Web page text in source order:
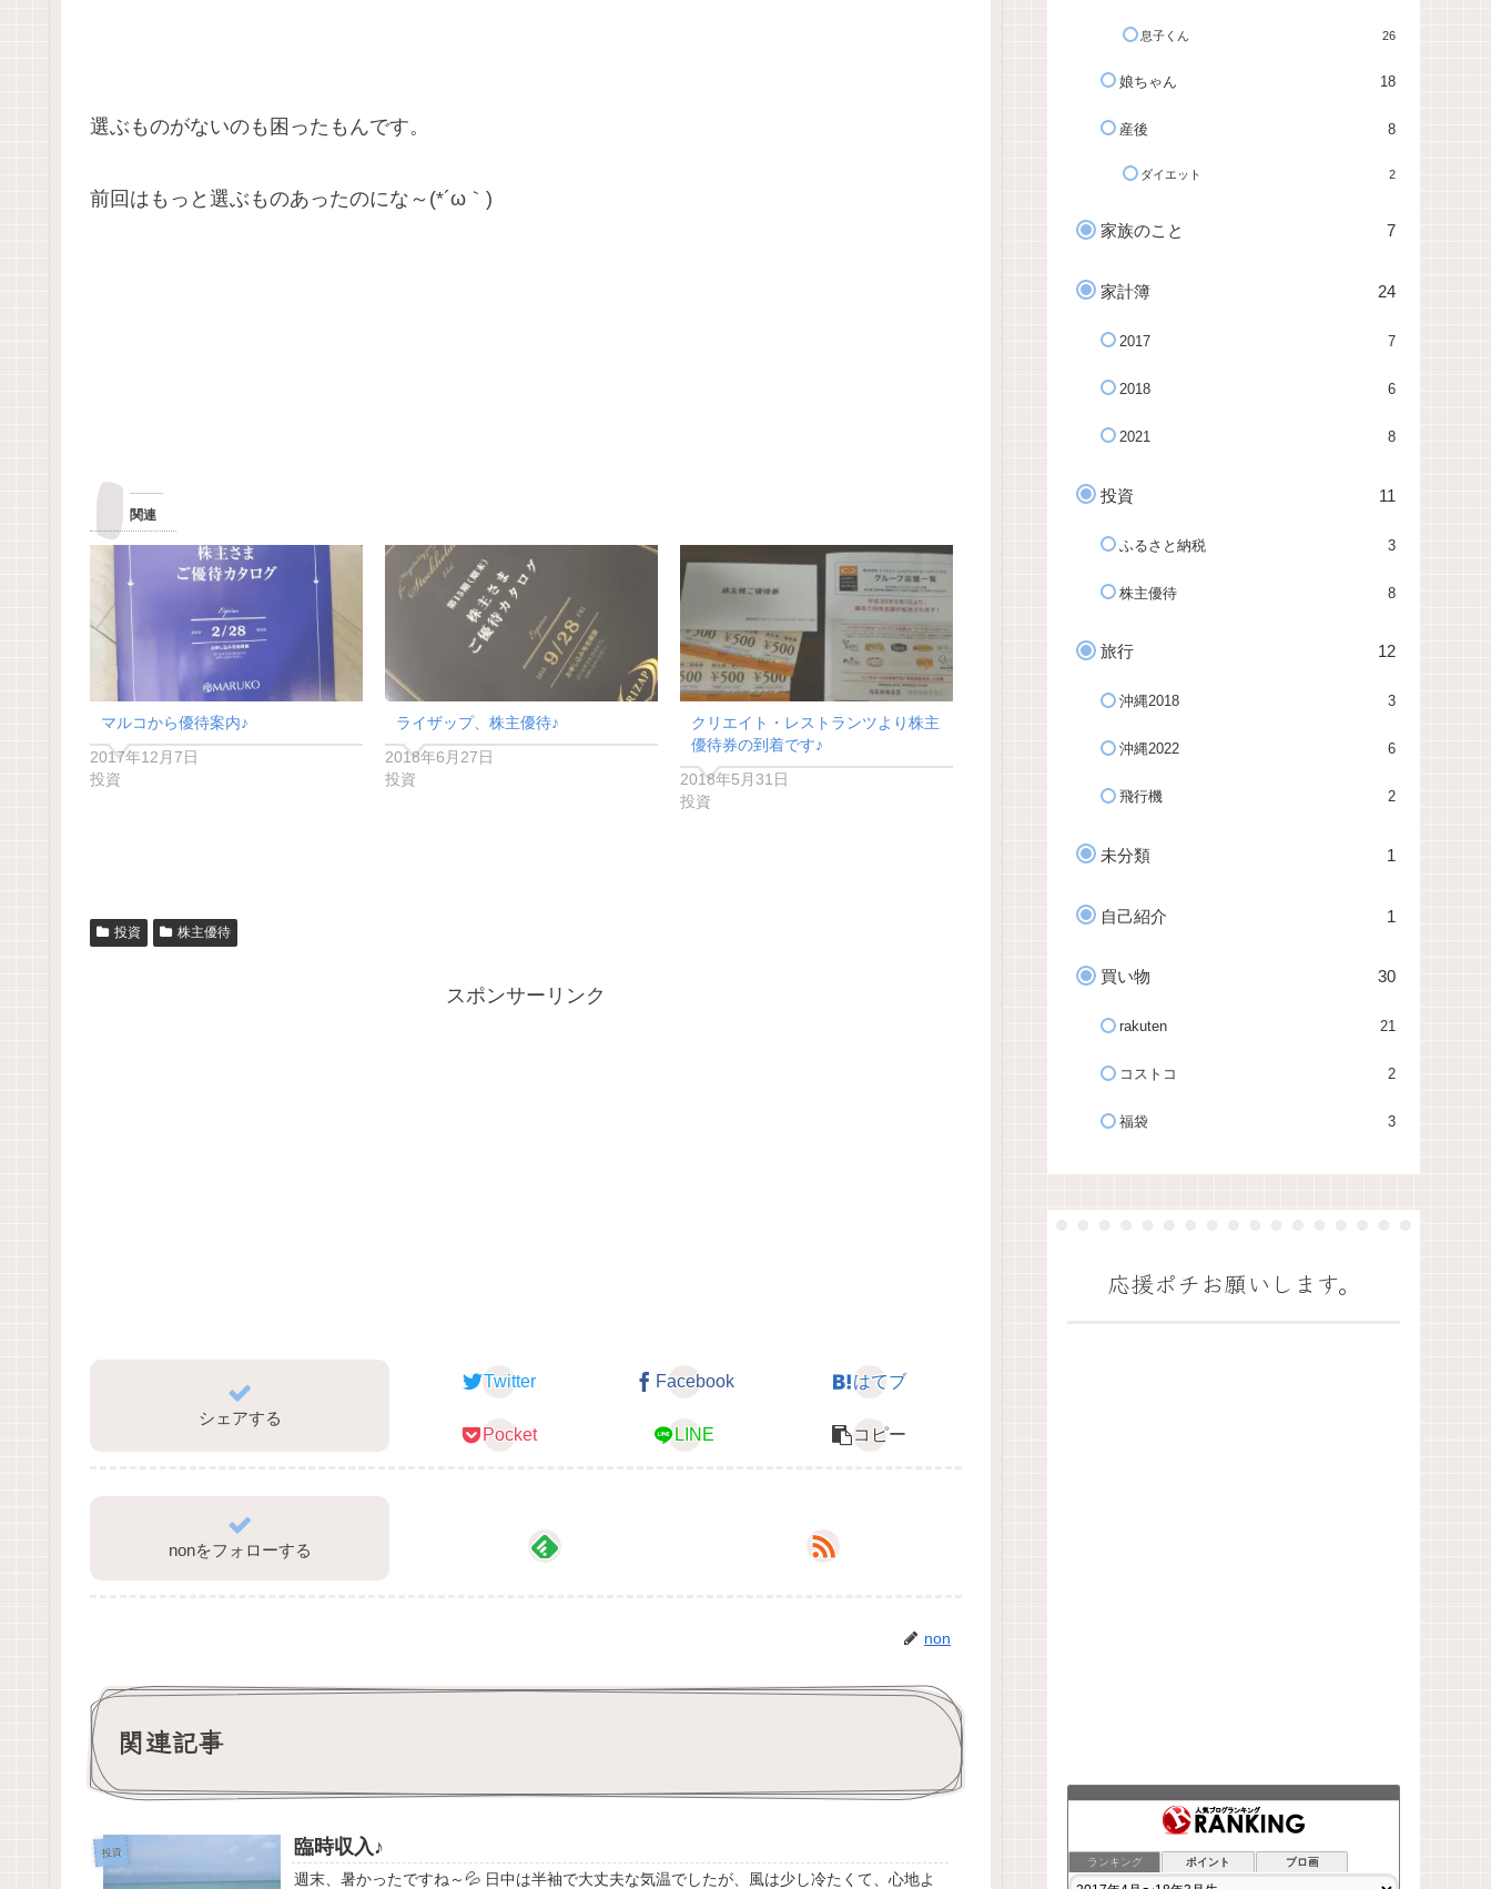
選ぶものがないのも困ったもんです。
前回はもっと選ぶものあったのにな～(*´ω｀)
関連
マルコから優待案内♪
2017年12月7日
投資
ライザップ、株主優待♪
2018年6月27日
投資
クリエイト・レストランツより株主
優待券の到着です♪
2018年5月31日
投資
投資 株主優待
スポンサーリンク
シェアする
Twitter Facebook はてブ
Pocket LINE コピー
nonをフォローする
non
関連記事
投資 臨時収入♪
週末、暑かったですね～💦 日中は半袖で大丈夫な気温でしたが、風は少し冷たくて、心地よ
息子くん 26
娘ちゃん 18
産後 8
ダイエット 2
家族のこと 7
家計簿 24
2017 7
2018 6
2021 8
投資 11
ふるさと納税 3
株主優待 8
旅行 12
沖縄2018 3
沖縄2022 6
飛行機 2
未分類 1
自己紹介 1
買い物 30
rakuten 21
コストコ 2
福袋 3
応援ポチお願いします。
ランキング ポイント ブロ画